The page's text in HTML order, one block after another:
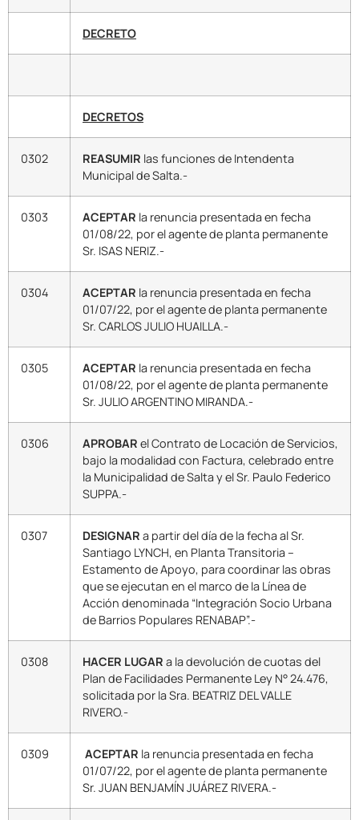
DECRETO
DECRETOS
0302 REASUMIR las funciones de Intendenta
Municipal de Salta.-
0303 ACEPTAR la renuncia presentada en fecha
01/08/22, por el agente de planta permanente
Sr. ISAS NERIZ.-
0304 ACEPTAR la renuncia presentada en fecha
01/07/22, por el agente de planta permanente
Sr. CARLOS JULIO HUAILLA.-
0305 ACEPTAR la renuncia presentada en fecha
01/08/22, por el agente de planta permanente
Sr. JULIO ARGENTINO MIRANDA.-
0306 APROBAR el Contrato de Locación de Servicios,
bajo la modalidad con Factura, celebrado entre
la Municipalidad de Salta y el Sr. Paulo Federico
SUPPA.-
0307 DESIGNAR a partir del día de la fecha al Sr.
Santiago LYNCH, en Planta Transitoria –
Estamento de Apoyo, para coordinar las obras
que se ejecutan en el marco de la Línea de
Acción denominada “Integración Socio Urbana
de Barrios Populares RENABAP”.-
0308 HACER LUGAR a la devolución de cuotas del
Plan de Facilidades Permanente Ley N° 24.476,
solicitada por la Sra. BEATRIZ DEL VALLE
RIVERO.-
0309 ACEPTAR la renuncia presentada en fecha
01/07/22, por el agente de planta permanente
Sr. JUAN BENJAMÍN JUÁREZ RIVERA.-